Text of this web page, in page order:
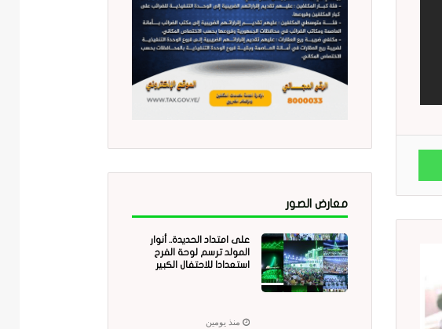
WhatsApp
معارض الصور
على امتداد الحديدة.. أنوار
المولد ترسم لوحة الفرح
استعدادا للاحتفال الكبير
منذ يومين